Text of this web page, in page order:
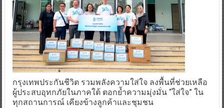
กรุงเทพประกันชีวิต รวมพลังความใส่ใจ ลงพื้นที่ช่วยเหลือ
ผู้ประสบอุทกภัยในภาคใต้ ตอกย้ำความมุ่งมั่น “ใส่ใจ” ใน
ทุกสถานการณ์ เคียงข้างลูกค้าและชุมชน